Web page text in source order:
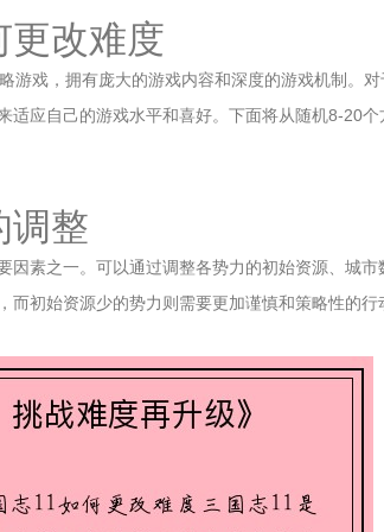
更改难度
游戏，拥有庞大的游戏内容和深度的游戏机制。
适应自己的游戏水平和喜好。下面将从随机8-20
调整
因素之一。可以通过调整各势力的初始资源、城
而初始资源少的势力则需要更加谨慎和策略性的行